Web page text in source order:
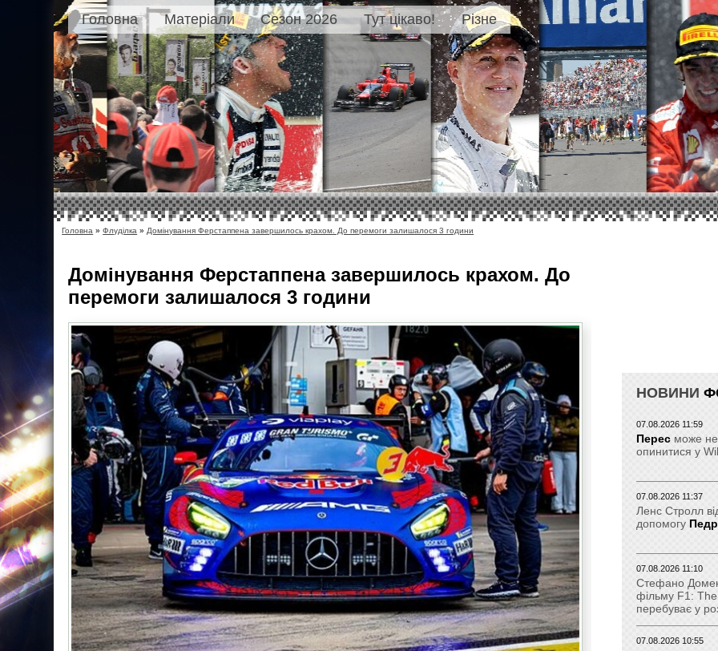
Головна Матеріали Сезон 2026 Тут цікаво! Різне
Головна »Флуділка » Домінування Ферстаппена завершилось крахом. До перемоги залишалося 3 години
Домінування Ферстаппена завершилось крахом. До
перемоги залишалося 3 години
НОВИНИ
07.08.2026 11:59
Перес може
опинитися у
07.08.2026 11:37
Ленс Стролл
допомогу
07.08.2026 11:10
Стефано
фільму F1:
перебуває у
07.08.2026 10:55